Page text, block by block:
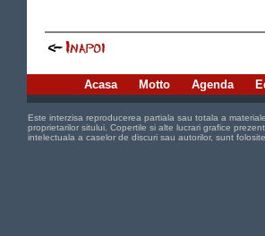
Acasa Motto Agenda
Este interzisa reproducerea partiala sau totala a
proprietarilor sitului. Copertile si alte lucrari grafice
intelectuala a caselor de discuri sau autorilor, sunt